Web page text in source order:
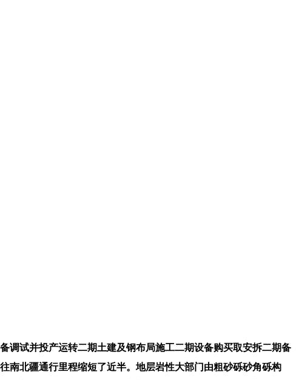
试并投产运转二期土建及钢布局施工二期设备购买取安拆二期备
北疆通行里程缩短了近半。地层岩性大部门由粗砂砾砂角砾构